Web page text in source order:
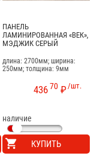
ПАНЕЛЬ
ЛАМИНИРОВАННАЯ «ВЕК»,
МЭДЖИК СЕРЫЙ
длина: 2700мм; ширина:
250мм; толщина: 9мм
/шт.
43670 ₽
наличие
КУПИТЬ